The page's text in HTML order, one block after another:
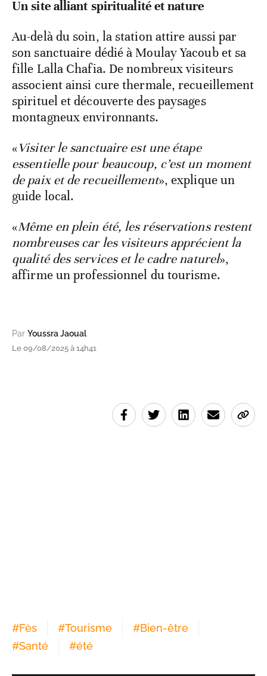
Un site alliant spiritualité et nature
Au-delà du soin, la station attire aussi par
son sanctuaire dédié à Moulay Yacoub et sa
fille Lalla Chafia. De nombreux visiteurs
associent ainsi cure thermale, recueillement
spirituel et découverte des paysages
montagneux environnants.
«Visiter le sanctuaire est une étape
essentielle pour beaucoup, c’est un moment
de paix et de recueillement», explique un
guide local.
«Même en plein été, les réservations restent
nombreuses car les visiteurs apprécient la
qualité des services et le cadre naturel»,
affirme un professionnel du tourisme.
Par Youssra Jaoual
Le 09/08/2025 à 14h41
#Fès #Tourisme #Bien-être
#Santé #été